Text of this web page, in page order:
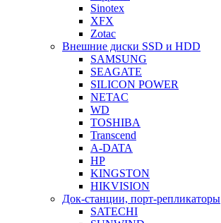
Sinotex
XFX
Zotac
Внешние диски SSD и HDD
SAMSUNG
SEAGATE
SILICON POWER
NETAC
WD
TOSHIBA
Transcend
A-DATA
HP
KINGSTON
HIKVISION
Док-станции, порт-репликаторы
SATECHI